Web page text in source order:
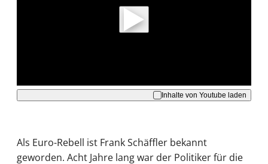
Daten an Youtube übertragen.
Hinweise dazu erhalten Sie in der
Inhalte von Youtube laden
Als Euro-Rebell ist Frank Schäffler bekannt
geworden. Acht Jahre lang war der Politiker für die